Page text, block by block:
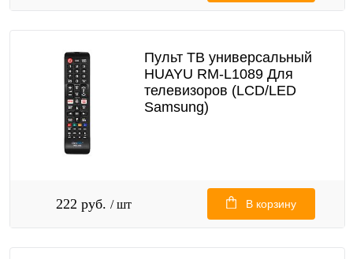
Пульт ТВ универсальный
HUAYU RM-L1089 Для
телевизоров (LCD/LED
Samsung)
222 руб. / шт В корзину